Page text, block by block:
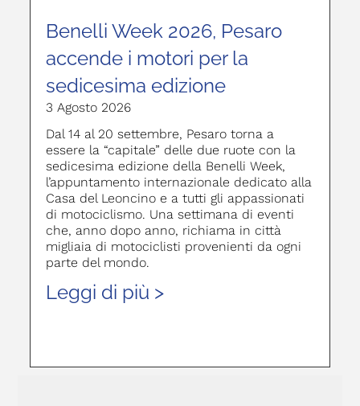
Benelli Week 2026, Pesaro
accende i motori per la
sedicesima edizione
3 Agosto 2026
Dal 14 al 20 settembre, Pesaro torna a
essere la “capitale” delle due ruote con la
sedicesima edizione della Benelli Week,
l’appuntamento internazionale dedicato alla
Casa del Leoncino e a tutti gli appassionati
di motociclismo. Una settimana di eventi
che, anno dopo anno, richiama in città
migliaia di motociclisti provenienti da ogni
parte del mondo.
Leggi di più >